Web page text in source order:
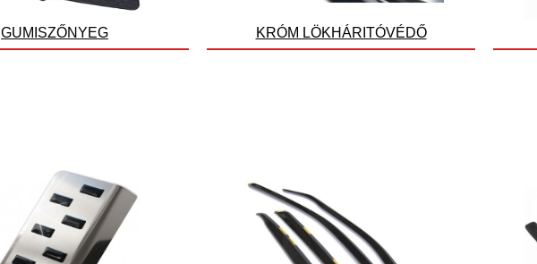
GUMISZŐNYEG KRÓM LÖKHÁRITÓVÉDŐ